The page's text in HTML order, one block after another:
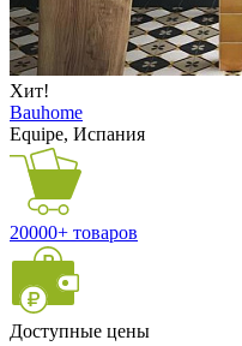
Хит!
Bauhome
Equipe, Испания
20000+ товаров
Доступные цены